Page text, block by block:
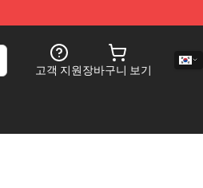
고객 지원장바구니 보기